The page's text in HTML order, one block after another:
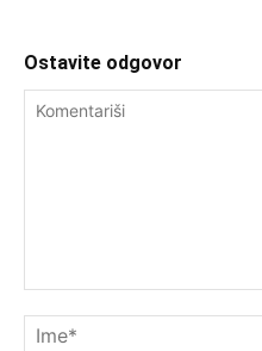
Ostavite odgovor